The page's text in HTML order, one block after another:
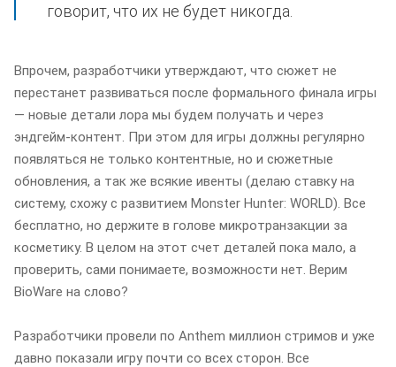
говорит, что их не будет никогда.
Впрочем, разработчики утверждают, что сюжет не
перестанет развиваться после формального финала игры
— новые детали лора мы будем получать и через
эндгейм-контент. При этом для игры должны регулярно
появляться не только контентные, но и сюжетные
обновления, а так же всякие ивенты (делаю ставку на
систему, схожу с развитием Monster Hunter: WORLD). Все
бесплатно, но держите в голове микротранзакции за
косметику. В целом на этот счет деталей пока мало, а
проверить, сами понимаете, возможности нет. Верим
BioWare на слово?
Разработчики провели по Anthem миллион стримов и уже
давно показали игру почти со всех сторон. Все